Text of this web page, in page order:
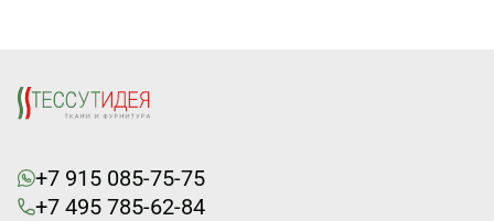
+7 915 085-75-75
+7 495 785-62-84